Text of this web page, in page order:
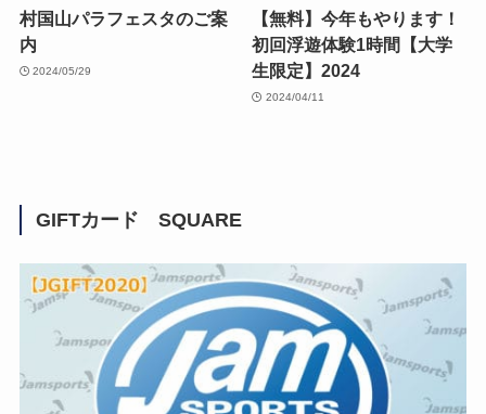
村国山パラフェスタのご案
内
2024/05/29
【無料】今年もやります！
初回浮遊体験1時間【大学
生限定】2024
2024/04/11
GIFTカード SQUARE